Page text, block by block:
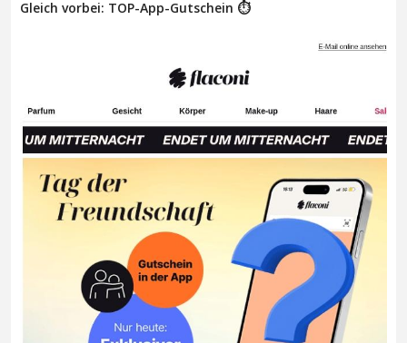
Gleich vorbei: TOP-App-Gutschein ⏱️